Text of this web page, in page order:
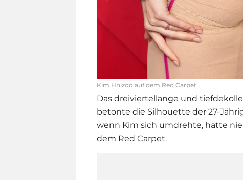
Kim Hnizdo auf dem Red Carpet
Das dreiviertellange und
betonte die Silhouette der 27-
wenn Kim sich umdrehte, hatte
dem Red Carpet.